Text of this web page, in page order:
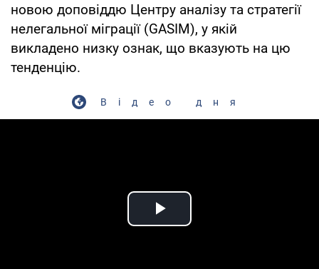
новою доповіддю Центру аналізу та стратегії
нелегальної міграції (GASIM), у якій
викладено низку ознак, що вказують на цю
тенденцію.
Відео дня
Play Video